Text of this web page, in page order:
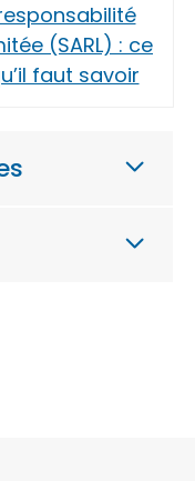
(SARL) : ce
faut savoir